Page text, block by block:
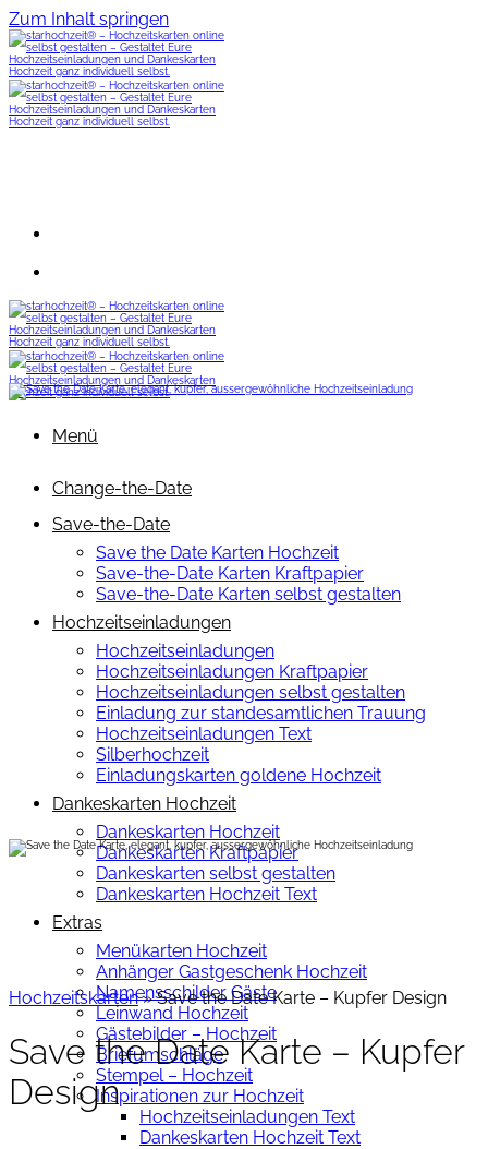
Zum Inhalt springen
Menü
Change-the-Date
Save-the-Date
Save the Date Karten Hochzeit
Save-the-Date Karten Kraftpapier
Save-the-Date Karten selbst gestalten
Hochzeitseinladungen
Hochzeitseinladungen
Hochzeitseinladungen Kraftpapier
Hochzeitseinladungen selbst gestalten
Einladung zur standesamtlichen Trauung
Hochzeitseinladungen Text
Silberhochzeit
Einladungskarten goldene Hochzeit
Dankeskarten Hochzeit
Dankeskarten Hochzeit
Dankeskarten Kraftpapier
Dankeskarten selbst gestalten
Dankeskarten Hochzeit Text
Extras
Menükarten Hochzeit
Anhänger Gastgeschenk Hochzeit
Namensschilder Gäste
Leinwand Hochzeit
Gästebilder – Hochzeit
Briefumschläge
Stempel – Hochzeit
Inspirationen zur Hochzeit
Hochzeitseinladungen Text
Dankeskarten Hochzeit Text
Hochzeitskarten»Save the Date Karte – Kupfer Design
Save the Date Karte – Kupfer
Design